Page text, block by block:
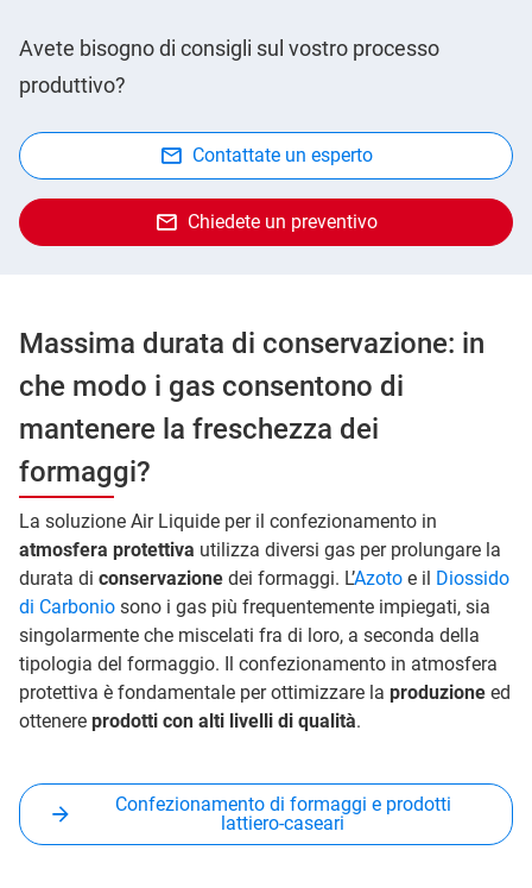
Avete bisogno di consigli sul vostro processo
produttivo?
Contattate un esperto
Chiedete un preventivo
Massima durata di conservazione: in
che modo i gas consentono di
mantenere la freschezza dei
formaggi?
La soluzione Air Liquide per il confezionamento in
atmosfera protettiva utilizza diversi gas per prolungare la
durata di conservazione dei formaggi. L’Azoto e il Diossido
di Carbonio sono i gas più frequentemente impiegati, sia
singolarmente che miscelati fra di loro, a seconda della
tipologia del formaggio. Il confezionamento in atmosfera
protettiva è fondamentale per ottimizzare la produzione ed
ottenere prodotti con alti livelli di qualità.
Confezionamento di formaggi e prodotti
lattiero-caseari